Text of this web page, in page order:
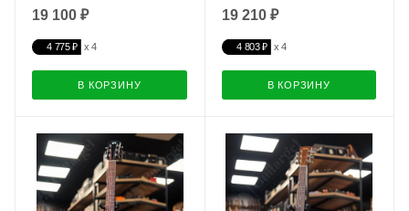
19 100 ₽
4 775 ₽
В КОРЗИНУ
19 210 ₽
4 803 ₽
В КОРЗИНУ